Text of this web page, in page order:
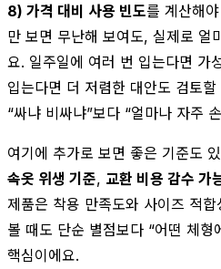
8) 가격 대비 사용 빈도를 계산해
만 보면 무난해 보여도, 실제로 얼
요. 일주일에 여러 번 입는다면 가
입는다면 더 저렴한 대안도 검토
“싸냐 비싸냐”보다 “얼마나 자주
여기에 추가로 보면 좋은 기준도
속옷 위생 기준, 교환 비용 감수 가
제품은 착용 만족도와 사이즈 적
볼 때도 단순 별점보다 “어떤 체형
핵심이에요.